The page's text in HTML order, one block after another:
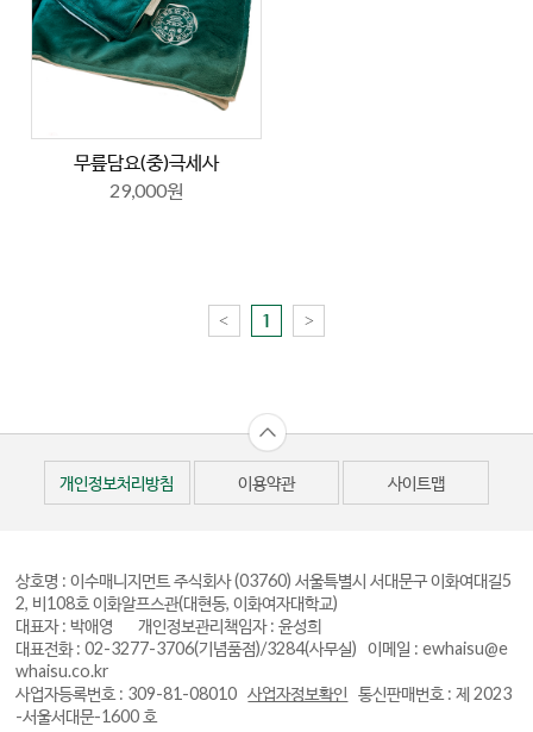
무릎담요(중)극세사
29,000원
< 1 >
개인정보처리방침 이용약관 사이트맵
상호명 : 이수매니지먼트 주식회사(03760) 서울특별시 서대문구 이화여대길5
2, 비108호 이화알프스관(대현동, 이화여자대학교)
대표자 : 박애영 개인정보관리책임자 : 윤성희
대표전화 : 02-3277-3706(기념품점)/3284(사무실) 이메일 : ewhaisu@e
whaisu.co.kr
사업자등록번호 : 309-81-08010사업자정보확인 통신판매번호 : 제 2023
-서울서대문-1600 호